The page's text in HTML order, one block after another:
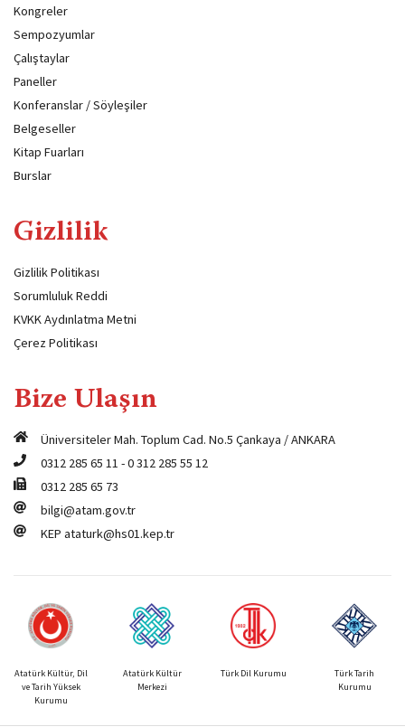
Kongreler
Sempozyumlar
Çalıştaylar
Paneller
Konferanslar / Söyleşiler
Belgeseller
Kitap Fuarları
Burslar
Gizlilik
Gizlilik Politikası
Sorumluluk Reddi
KVKK Aydınlatma Metni
Çerez Politikası
Bize Ulaşın
Üniversiteler Mah. Toplum Cad. No.5 Çankaya / ANKARA
0312 285 65 11 -0 312 285 55 12
0312 285 65 73
bilgi@atam.gov.tr
KEP ataturk@hs01.kep.tr
Atatürk Kültür, Dil
ve Tarih Yüksek
Kurumu
Atatürk Kültür
Merkezi
Türk Dil Kurumu
Türk Tarih
Kurumu